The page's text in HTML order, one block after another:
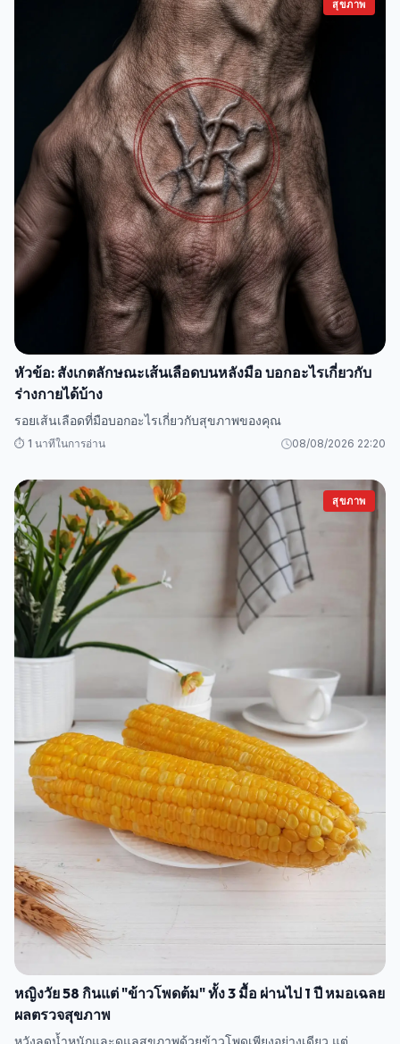
สุขภาพ
หัวข้อ: สังเกตลักษณะเส้นเลือดบนหลังมือ บอกอะไรเกี่ยวกับ
ร่างกายได้บ้าง
รอยเส้นเลือดที่มือบอกอะไรเกี่ยวกับสุขภาพของคุณ
⏱️ 1 นาทีในการอ่าน 08/08/2026 22:20
สุขภาพ
หญิงวัย 58 กินแต่ "ข้าวโพดต้ม" ทั้ง 3 มื้อ ผ่านไป 1 ปี หมอเฉลย
ผลตรวจสุขภาพ
หวังลดน้ำหนักและดูแลสุขภาพด้วยข้าวโพดเพียงอย่างเดียว แต่